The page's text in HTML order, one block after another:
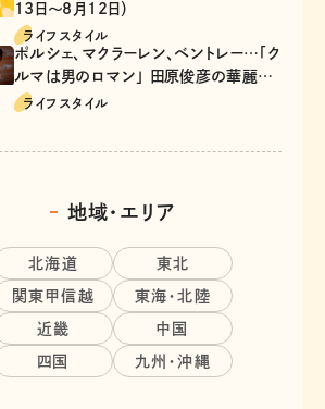
13日～8月12日）
ライフスタイル
ポルシェ、マクラーレン、ベントレー…「ク
ルマは男のロマン」 田原俊彦の華麗な
る愛車遍歴
ライフスタイル
地域・エリア
北海道 東北
関東甲信越 東海・北陸
近畿 中国
四国 九州・沖縄